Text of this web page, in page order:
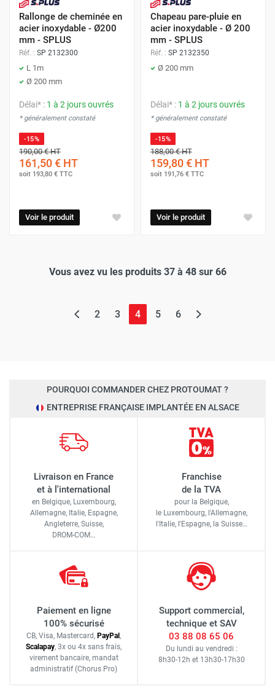
Rallonge de cheminée en
acier inoxydable - Ø200
mm - SPLUS
Réf. : SP 2132300
L 1m
Ø 200 mm
Délai* : 1 à 2 jours ouvrés
* généralement constaté
-15%
190,00 €HT
161,50 € HT
soit 193,80 € TTC
Voir le produit
Chapeau pare-pluie en
acier inoxydable - Ø 200
mm - SPLUS
Réf. : SP 2132350
Ø 200 mm
Délai* : 1 à 2 jours ouvrés
* généralement constaté
-15%
188,00 €HT
159,80 € HT
soit 191,76 € TTC
Voir le produit
Vous avez vu les produits 37 à 48 sur 66
2 3 4(page actuelle)
5 6
POURQUOI COMMANDER CHEZ PROTOUMAT ?
ENTREPRISE FRANÇAISE IMPLANTÉE EN ALSACE
Livraison en France
et à l'international
en Belgique, Luxembourg,
Allemagne, Italie, Espagne,
Angleterre, Suisse,
DROM-COM…
Franchise
de la TVA
pour la Belgique,
le Luxembourg, l'Allemagne,
l'Italie, l'Espagne, la Suisse…
Paiement en ligne
100% sécurisé
CB, Visa, Mastercard, PayPal ,
Scalapay, 3x ou 4x sans frais,
virement bancaire, mandat
administratif (Chorus Pro)
Support commercial,
technique et SAV
03 88 08 65 06
Du lundi au vendredi :
8h30-12h et 13h30-17h30